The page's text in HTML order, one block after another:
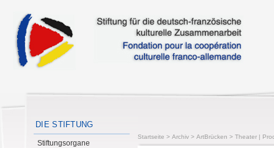
DIE STIFTUNG
Stiftungsorgane
Startseite > Archiv > ArtBrücken > Theater |